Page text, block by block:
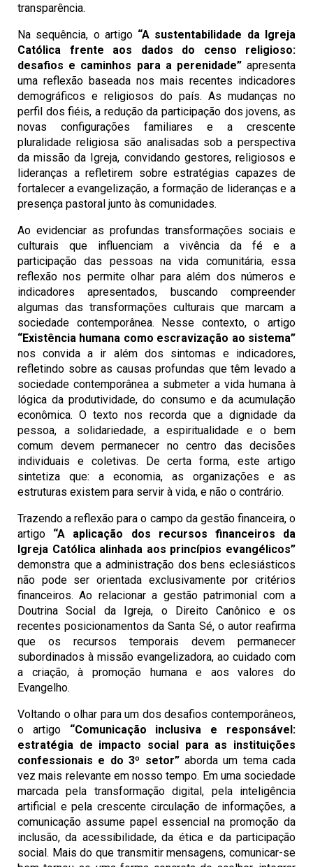
transparência.
Na sequência, o artigo “A sustentabilidade da Igreja
Católica frente aos dados do censo religioso:
desafios e caminhos para a perenidade”apresenta
uma reflexão baseada nos mais recentes indicadores
demográficos e religiosos do país. As mudanças no
perfil dos fiéis, a redução da participação dos jovens, as
novas configurações familiares e a crescente
pluralidade religiosa são analisadas sob a perspectiva
da missão da Igreja, convidando gestores, religiosos e
lideranças a refletirem sobre estratégias capazes de
fortalecer a evangelização, a formação de lideranças e a
presença pastoral junto às comunidades.
Ao evidenciar as profundas transformações sociais e
culturais que influenciam a vivência da fé e a
participação das pessoas na vida comunitária, essa
reflexão nos permite olhar para além dos números e
indicadores apresentados, buscando compreender
algumas das transformações culturais que marcam a
sociedade contemporânea. Nesse contexto, o artigo
“Existência humana como escravização ao sistema”
nos convida a ir além dos sintomas e indicadores,
refletindo sobre as causas profundas que têm levado a
sociedade contemporânea a submeter a vida humana à
lógica da produtividade, do consumo e da acumulação
econômica. O texto nos recorda que a dignidade da
pessoa, a solidariedade, a espiritualidade e o bem
comum devem permanecer no centro das decisões
individuais e coletivas. De certa forma, este artigo
sintetiza que: a economia, as organizações e as
estruturas existem para servir à vida, e não o contrário.
Trazendo a reflexão para o campo da gestão financeira, o
artigo “A aplicação dos recursos financeiros da
Igreja Católica alinhada aos princípios evangélicos”
demonstra que a administração dos bens eclesiásticos
não pode ser orientada exclusivamente por critérios
financeiros. Ao relacionar a gestão patrimonial com a
Doutrina Social da Igreja, o Direito Canônico e os
recentes posicionamentos da Santa Sé, o autor reafirma
que os recursos temporais devem permanecer
subordinados à missão evangelizadora, ao cuidado com
a criação, à promoção humana e aos valores do
Evangelho.
Voltando o olhar para um dos desafios contemporâneos,
o artigo “Comunicação inclusiva e responsável:
estratégia de impacto social para as instituições
confessionais e do 3º setor”aborda um tema cada
vez mais relevante em nosso tempo. Em uma sociedade
marcada pela transformação digital, pela inteligência
artificial e pela crescente circulação de informações, a
comunicação assume papel essencial na promoção da
inclusão, da acessibilidade, da ética e da participação
social. Mais do que transmitir mensagens, comunicar-se